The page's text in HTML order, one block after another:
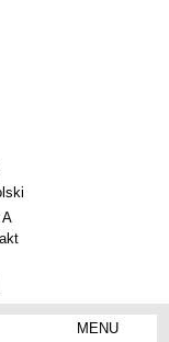
czcionkę
standardowy rozmiar czcionki
A
MENU